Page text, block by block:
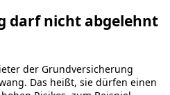
darf nicht abgelehnt
der Grundversicherung
Das heißt, sie dürfen einen